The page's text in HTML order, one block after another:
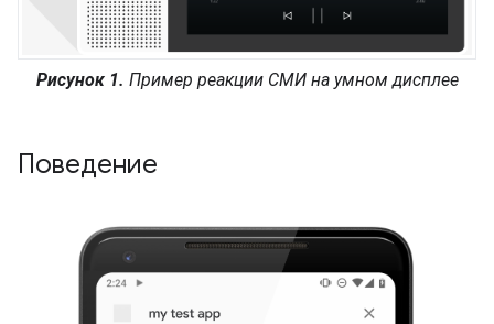
Рисунок 1. Пример реакции СМИ на умном дисплее
Поведение